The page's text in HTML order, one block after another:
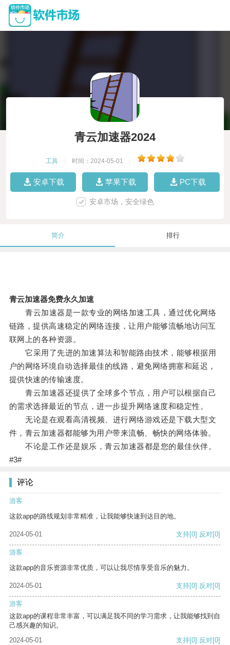
青云加速器2024
工具 时间：2024-05-01
安卓下载 苹果下载 PC下载
安卓市场，安全绿色
简介 排行
青云加速器免费永久加速
青云加速器是一款专业的网络加速工具，通过优化网络
链路，提供高速稳定的网络连接，让用户能够流畅地访问互
联网上的各种资源。
它采用了先进的加速算法和智能路由技术，能够根据用
户的网络环境自动选择最佳的线路，避免网络拥塞和延迟，
提供快速的传输速度。
青云加速器还提供了全球多个节点，用户可以根据自己
的需求选择最近的节点，进一步提升网络速度和稳定性。
无论是在观看高清视频、进行网络游戏还是下载大型文
件，青云加速器都能够为用户带来流畅、畅快的网络体验。
不论是工作还是娱乐，青云加速器都是您的最佳伙伴。
#3#
评论
游客
这款app的路线规划非常精准，让我能够快速到达目的地。
2024-05-01 支持[0] 反对[0]
游客
这款app的音乐资源非常优质，可以让我尽情享受音乐的魅力。
2024-05-01 支持[0] 反对[0]
游客
这款app的课程非常丰富，可以满足我不同的学习需求，让我能够找到自
己感兴趣的知识。
2024-05-01
支持[0] 反对[0]